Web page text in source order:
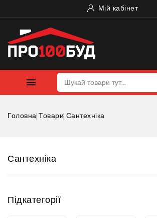
Мій кабінет

Головна Товари Сантехніка
Сантехніка
Підкатегорії